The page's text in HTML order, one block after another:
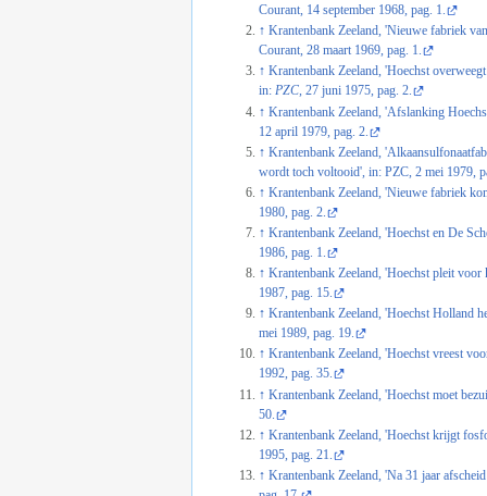
Courant, 14 september 1968, pag. 1.
↑ Krantenbank Zeeland, 'Nieuwe fabriek
Courant, 28 maart 1969, pag. 1.
↑ Krantenbank Zeeland, 'Hoechst
in:PZC, 27 juni 1975, pag. 2.
↑ Krantenbank Zeeland, 'Afslanking
12 april 1979, pag. 2.
↑ Krantenbank Zeeland,
wordt toch voltooid', in: PZC, 2 mei 1979,
↑ Krantenbank Zeeland, 'Nieuwe fabriek
1980, pag. 2.
↑ Krantenbank Zeeland, 'Hoechst en De
1986, pag. 1.
↑ Krantenbank Zeeland, 'Hoechst pleit
1987, pag. 15.
↑ Krantenbank Zeeland, 'Hoechst Holland
mei 1989, pag. 19.
↑ Krantenbank Zeeland, 'Hoechst vreest
1992, pag. 35.
↑ Krantenbank Zeeland, 'Hoechst moet
50.
↑ Krantenbank Zeeland, 'Hoechst krijgt
1995, pag. 21.
↑ Krantenbank Zeeland, 'Na 31 jaar